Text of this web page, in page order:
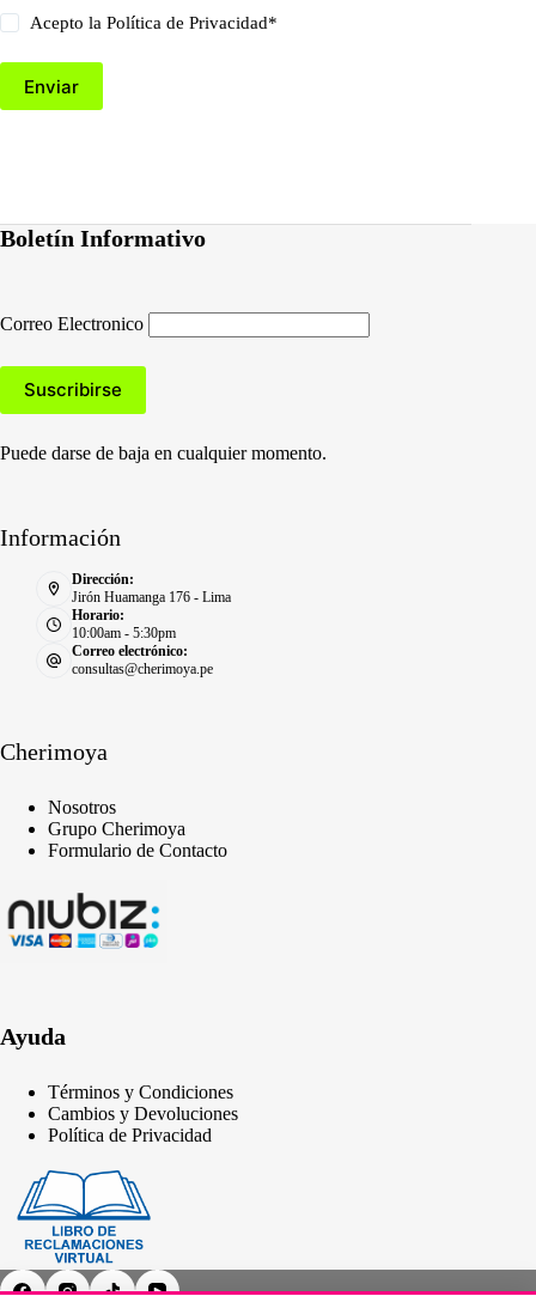
Acepto laPolítica de Privacidad*
Enviar
Boletín Informativo
Correo Electronico
Puede darse de baja en cualquier momento.
Información
Dirección:
Jirón Huamanga 176 - Lima
Horario:
10:00am - 5:30pm
Correo electrónico:
consultas@cherimoya.pe
Cherimoya
Nosotros
Grupo Cherimoya
Formulario de Contacto
Ayuda
Términos y Condiciones
Cambios y Devoluciones
Política de Privacidad